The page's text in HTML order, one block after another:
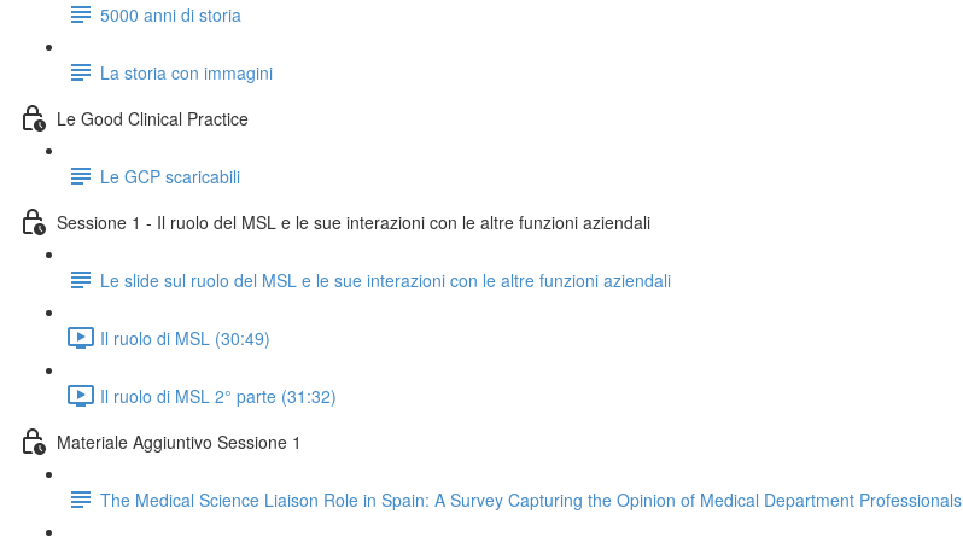
5000 anni di storia
La storia con immagini
Le Good Clinical Practice
Le GCP scaricabili
Sessione 1 - Il ruolo del MSL e le sue interazioni con le altre funzioni aziendali
Le slide sul ruolo del MSL e le sue interazioni con le altre funzioni aziendali
Il ruolo di MSL (30:49)
Il ruolo di MSL 2° parte (31:32)
Materiale Aggiuntivo Sessione 1
The Medical Science Liaison Role in Spain: A Survey Capturing the Opinion of Medical Department Professionals